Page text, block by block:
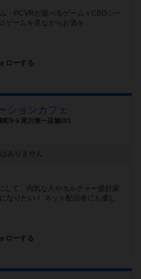
・PCVRが遊べるゲームｘCBDシー
ゲームを見ながらお酒を...
ローする
ションカフェ
町9-5 尾川第一店舗201
ありません
して、内気な人やカルチャー愛好家
なりたい！ ネット配信者にも優し
ローする